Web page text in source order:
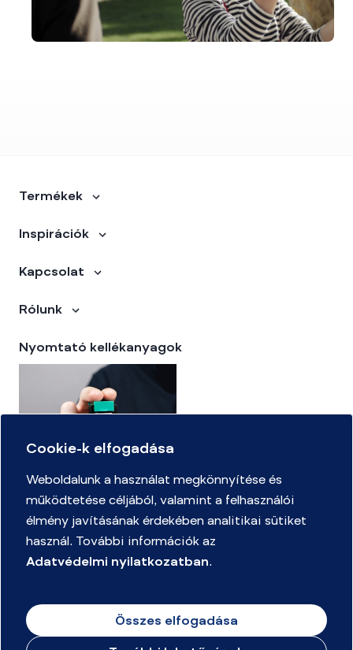
Termékek
Inspirációk
Kapcsolat
Rólunk
Nyomtató kellékanyagok
Adatvédelmi Nyilatkozat
Merülj el a csodák világában rajpályázat Játékszabályzat és
Adatkezelési Tájékoztató
Cookie-k elfogadása
Weboldalunk a használat megkönnyítése és
működtetése céljából, valamint a felhasználói
élmény javításának érdekében analitikai sütiket
használ. További információk az
Adatvédelmi nyilatkozatban.
Összes elfogadása